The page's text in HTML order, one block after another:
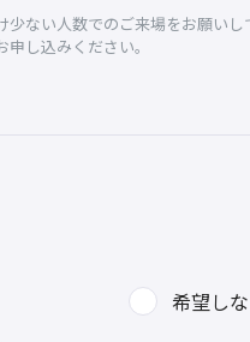
ない人数でのご来場をお願い
し込みください。
希望し